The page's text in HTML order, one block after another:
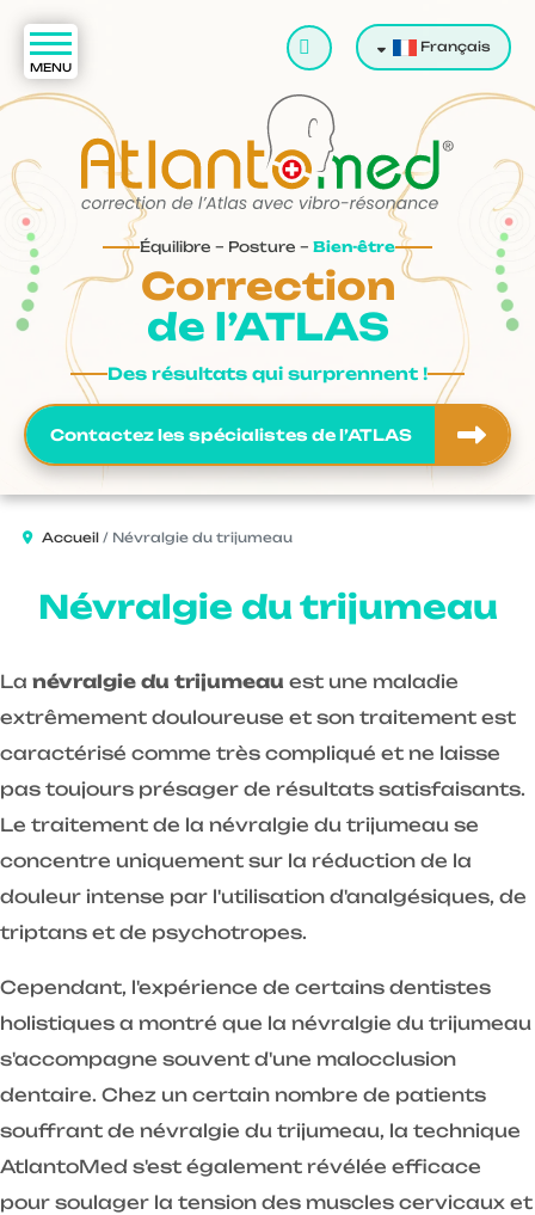
Équilibre – Posture – Bien-être
Correction
de l’ATLAS
Des résultats qui surprennent !
Contactez les spécialistes de l’ATLAS
Valider Français
Accueil Névralgie du trijumeau
Névralgie du trijumeau
La névralgie du trijumeau est une maladie
extrêmement douloureuse et son traitement est
caractérisé comme très compliqué et ne laisse
pas toujours présager de résultats satisfaisants.
Le traitement de la névralgie du trijumeau se
concentre uniquement sur la réduction de la
douleur intense par l'utilisation d'analgésiques, de
triptans et de psychotropes.
Cependant, l'expérience de certains dentistes
holistiques a montré que la névralgie du trijumeau
s'accompagne souvent d'une malocclusion
dentaire. Chez un certain nombre de patients
souffrant de névralgie du trijumeau, la technique
AtlantoMed s'est également révélée efficace
pour soulager la tension des muscles cervicaux et